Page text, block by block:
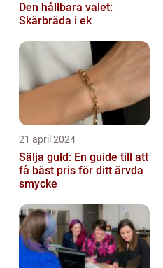
Den hållbara valet:
Skärbräda i ek
21 april 2024
Sälja guld: En guide till att
få bäst pris för ditt ärvda
smycke